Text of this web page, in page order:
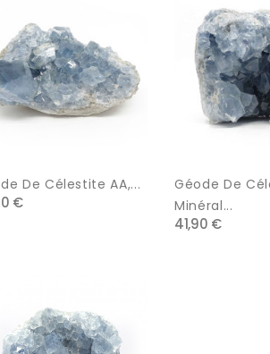
De Célestite AA,...
€
Géode De
Minéral...
41,90 €